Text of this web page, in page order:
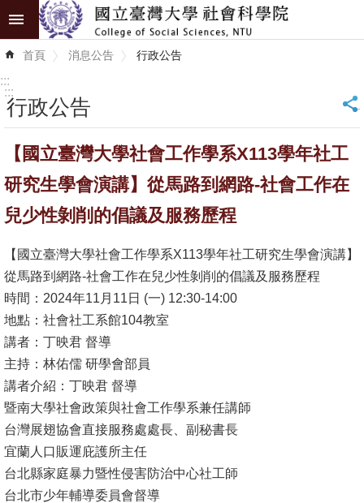
跳到主要內容區塊
進
階
識
學
術
單
位
研
究
消
息
公
告
國
首頁 消息公告 行政公告
:::
:::
行政公告 _
【國立臺灣大學社會工作學系X113學年社工
研究生學會演講】從馬路到網路-社會工作在
兒少性剝削的倡議及服務歷程
【國立臺灣大學社會工作學系X113學年社工研究生學會演講】
從馬路到網路-社會工作在兒少性剝削的倡議及服務歷程
時間：2024年11月11日 (一) 12:30-14:00
地點：社會社工系館104教室
講者：丁映君 督導
主持：林佑儒 研學會部員
講者介紹：丁映君 督導
暨南大學社會政策與社會工作學系兼任講師
台灣展翅協會直接服務處處長、副秘書長
宜蘭人口販運庇護所主任
台北縣家庭暴力暨性侵害防治中心社工師
台北市少年輔導委員會督導